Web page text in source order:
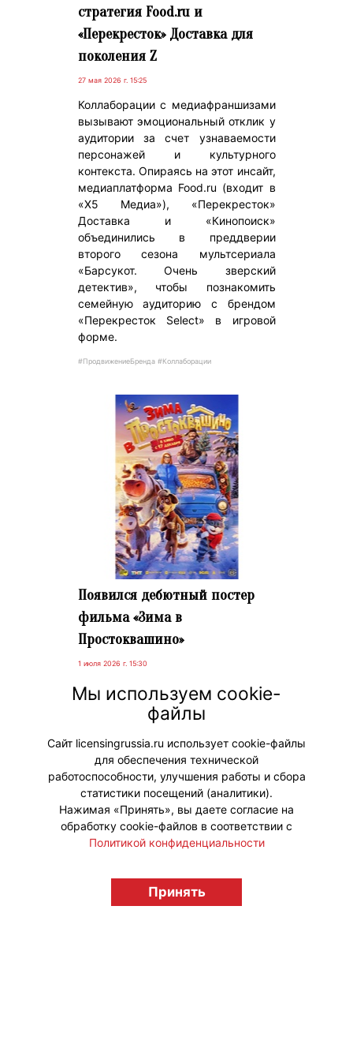
стратегия Food.ru и
«Перекресток» Доставка для
поколения Z
27 мая 2026 г. 15:25
Коллаборации с медиафраншизами
вызывают эмоциональный отклик у
аудитории за счет узнаваемости
персонажей и культурного
контекста. Опираясь на этот инсайт,
медиаплатформа Food.ru (входит в
«X5 Медиа»), «Перекресток»
Доставка и «Кинопоиск»
объединились в преддверии
второго сезона мультсериала
«Барсукот. Очень зверский
детектив», чтобы познакомить
семейную аудиторию с брендом
«Перекресток Select» в игровой
форме.
#ПродвижениеБренда #Коллаборации
Появился дебютный постер
фильма «Зима в
Простоквашино»
1 июля 2026 г. 15:30
«Кинопоиск» опубликовал первый
постер фильма «Зима в
Простоквашино». Премьера
картины состоится 17 декабря.
#ПродвижениеБренда
licensingrussia.ru, 2009-2026 12+
Мы используем cookie-
файлы
Сайт licensingrussia.ru использует cookie-файлы
для обеспечения технической
работоспособности, улучшения работы и сбора
статистики посещений (аналитики).
Нажимая «Принять», вы даете согласие на
обработку cookie-файлов в соответствии с
Политикой конфиденциальности
Принять